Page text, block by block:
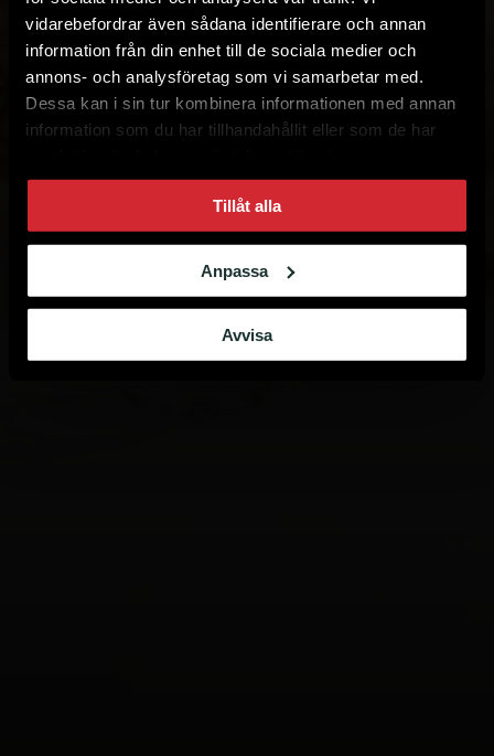
vidarebefordrar även sådana identifierare och annan
information från din enhet till de sociala medier och
annons- och analysföretag som vi samarbetar med.
Dessa kan i sin tur kombinera informationen med annan
information som du har tillhandahållit eller som de har
Tillåt alla
Anpassa
Avvisa